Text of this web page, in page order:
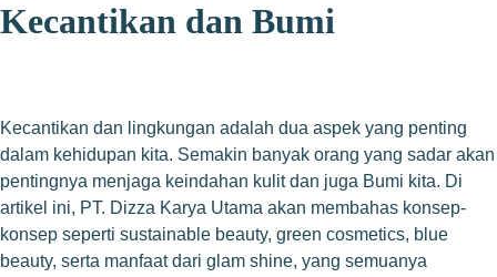
Kecantikan dan Bumi
Kecantikan dan lingkungan adalah dua aspek yang penting
dalam kehidupan kita. Semakin banyak orang yang sadar akan
pentingnya menjaga keindahan kulit dan juga Bumi kita. Di
artikel ini, PT. Dizza Karya Utama akan membahas konsep-
konsep seperti sustainable beauty, green cosmetics, blue
beauty, serta manfaat dari glam shine, yang semuanya